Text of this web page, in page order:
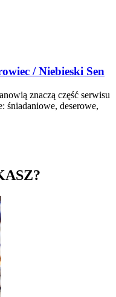
/ Niebieski Sen
znaczą część serwisu
śniadaniowe, deserowe,